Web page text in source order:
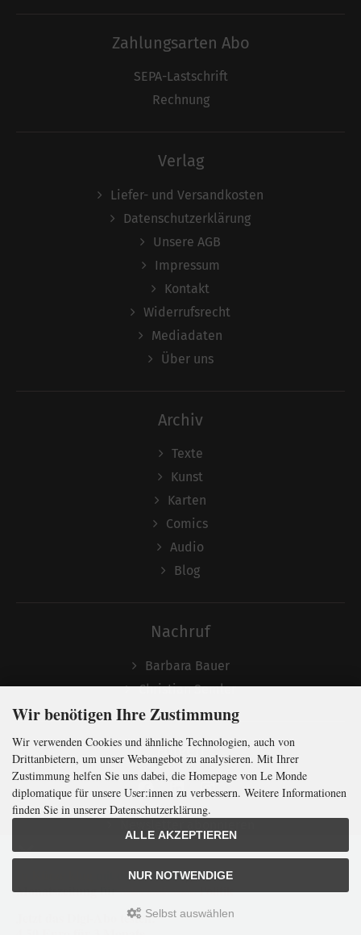
mit der weltweitgrößten
MonatszeitungfürinternationalePolitik
Jetzt das Digi-Abo testen:
Zahlungsarten Abo
SEPA-Lastschrift
Rechnung
Verlag
Liefer- und Versandkosten
Datenschutzerklärung
Unsere AGB
Impressum
Kontakt
Widerrufsrecht
Mediadaten
Über uns
Archiv
Texte
Kunst
Karten
Comics
Audio
Blog
Nachruf
Barbara Bauer
Christian Semler
Folgen
LMd © 2026 | Template © 2009-2026 bymodified eCommerce Shopsoftware
Wir benötigen Ihre Zustimmung
Wir verwenden Cookies und ähnliche Technologien, auch von
Drittanbietern, um unser Webangebot zu analysieren. Mit Ihrer
Zustimmung helfen Sie uns dabei, die Homepage von Le Monde
diplomatique für unsere User:innen zu verbessern. Weitere Informationen
finden Sie in unserer Datenschutzerklärung.
ALLE AKZEPTIEREN
NUR NOTWENDIGE
Selbst auswählen